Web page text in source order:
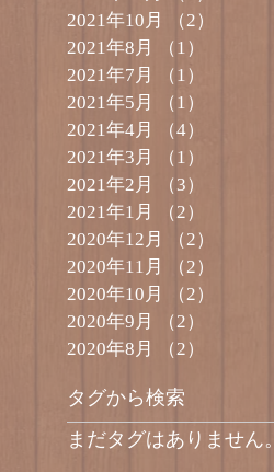
2021年10月
（2）
2021年8月
（1）
2021年7月
（1）
2021年5月
（1）
2021年4月
（4）
2021年3月
（1）
2021年2月
（3）
2021年1月
（2）
2020年12月
（2）
2020年11月
（2）
2020年10月
（2）
2020年9月
（2）
2020年8月
（2）
タグから検索
まだタグはありません。